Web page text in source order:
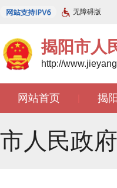
无障碍版
揭阳市人
http://
网站首页 揭
文苑天地
市人民政